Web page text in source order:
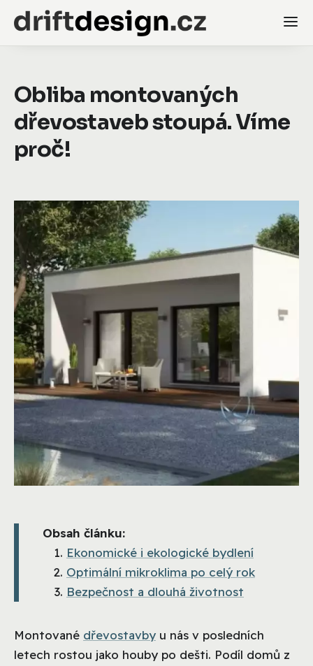
Obliba montovaných
dřevostaveb stoupá. Víme
proč!
Obsah článku:
Ekonomické i ekologické bydlení
Optimální mikroklima po celý rok
Bezpečnost a dlouhá životnost
Montované dřevostavby u nás v posledních
letech rostou jako houby po dešti. Podíl domů z